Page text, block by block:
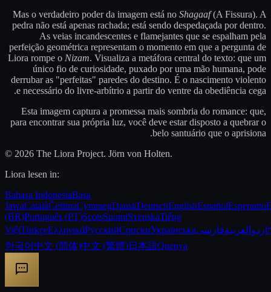
Mas o verdadeiro poder da imagem está no Shagaaf(A Fissura). A
pedra não está apenas rachada; está sendo despedaçada por dentro.
As veias incandescentes e flamejantes que se espalham pela
perfeição geométrica representam o momento em que a pergunta de
Liora rompe o Nizam. Visualiza a metáfora central do texto: que um
único fio de curiosidade, puxado por uma mão humana, pode
derrubar as "perfeitas" paredes do destino. É o nascimento violento
e necessário do livre-arbítrio a partir do ventre da obediência cega.
Esta imagem captura a promessa mais sombria do romance: que,
para encontrar sua própria luz, você deve estar disposto a quebrar o
belo santuário que o aprisiona.
© 2026 The Liora Project. Jörn von Holten.
Liora lesen in:
Bahasa IndonesiaBasa
JawaCatalàČeštinaCymraegDanskDeutschEnglishEspañolEsperanto
(BR)Português (PT)ScotsSuomiSvenskaTiếng
ViệtTürkçeΕλληνικάРусскийСрпскиУкраїнська اردو العربيةفارسی
한국어中文 (简体)中文 (繁體)日本語Quenya